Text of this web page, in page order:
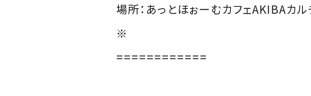
場所：あっとほぉーむカフェAKIBAカ
※
============